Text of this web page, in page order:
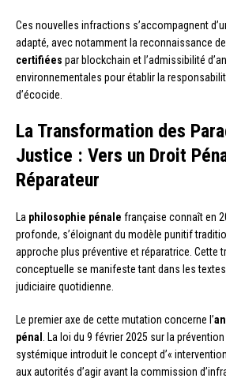
Ces nouvelles infractions s’accompagnent
adapté, avec notamment la reconnaissance de
certifiées par blockchain et l’admissibilité
environnementales pour établir la
d’écocide.
La Transformation des
Justice : Vers un Droit
Réparateur
La philosophie pénale française connaît en
profonde, s’éloignant du modèle punitif
approche plus préventive et réparatrice. Cette
conceptuelle se manifeste tant dans les
judiciaire quotidienne.
Le premier axe de cette mutation concerne l’
pénal . La loi du 9 février 2025 sur la
systémique introduit le concept d’«
aux autorités d’agir avant la commission